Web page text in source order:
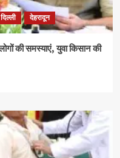
दिल्ली देहरादून
की समस्याएं, युवा किसान की